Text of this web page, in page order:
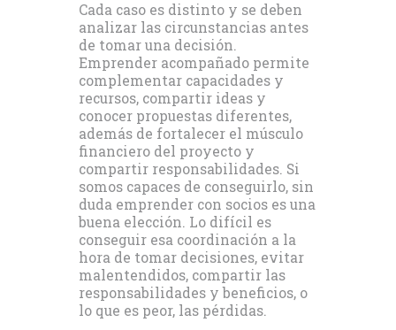
Cada caso es distinto y se deben
analizar las circunstancias antes
de tomar una decisión.
Emprender acompañado permite
complementar capacidades y
recursos, compartir ideas y
conocer propuestas diferentes,
además de fortalecer el músculo
financiero del proyecto y
compartir responsabilidades. Si
somos capaces de conseguirlo, sin
duda emprender con socios es una
buena elección. Lo difícil es
conseguir esa coordinación a la
hora de tomar decisiones, evitar
malentendidos, compartir las
responsabilidades y beneficios, o
lo que es peor, las pérdidas.